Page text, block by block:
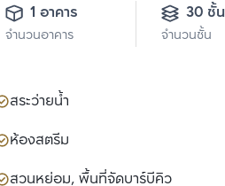
1 อาคาร
จำนวนอาคาร
30 ชั้น
จำนวนชั้น
สระว่ายน้ำ
ห้องสตรีม
สวนหย่อม, พื้นที่จัดบาร์บีคิว